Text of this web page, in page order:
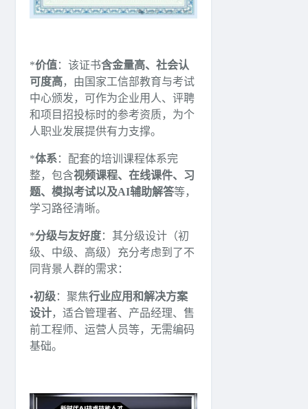
*价值：该证书含金量高、社会认
可度高，由国家工信部教育与考试
中心颁发，可作为企业用人、评聘
和项目招投标时的参考资质，为个
人职业发展提供有力支撑。
*体系：配套的培训课程体系完
整，包含视频课程、在线课件、习
题、模拟考试以及AI辅助解答等，
学习路径清晰。
*分级与友好度：其分级设计（初
级、中级、高级）充分考虑到了不
同背景人群的需求：
•初级：聚焦行业应用和解决方案
设计，适合管理者、产品经理、售
前工程师、运营人员等，无需编码
基础。